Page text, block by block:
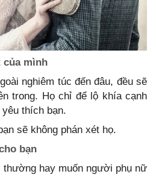
của mình
nghiêm túc đến đâu, đều sẽ
trong. Họ chỉ để lộ khía cạnh
thích bạn.
sẽ không phán xét họ.
bạn
thường hay muốn người phụ nữ